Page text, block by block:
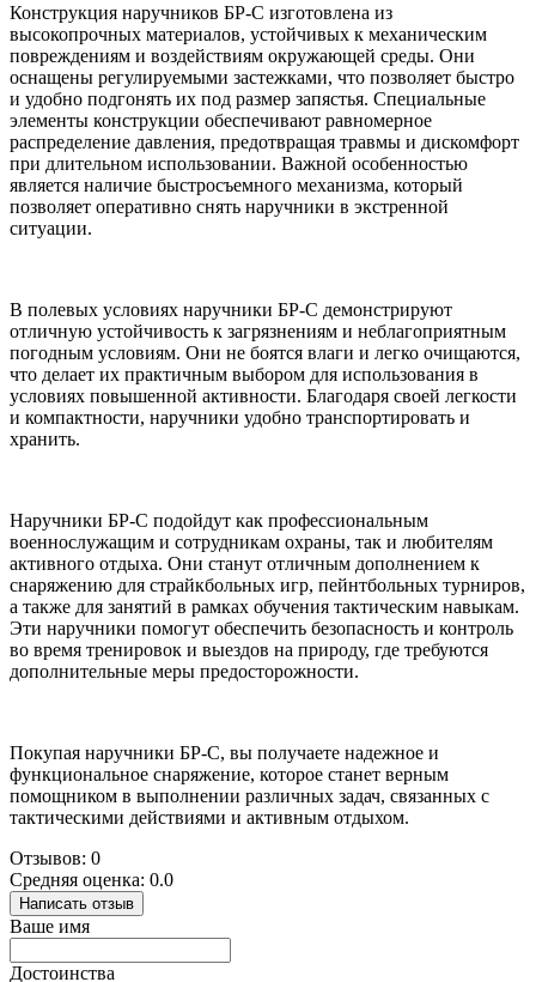
Конструкция наручников БР-С изготовлена из
высокопрочных материалов, устойчивых к механическим
повреждениям и воздействиям окружающей среды. Они
оснащены регулируемыми застежками, что позволяет быстро
и удобно подгонять их под размер запястья. Специальные
элементы конструкции обеспечивают равномерное
распределение давления, предотвращая травмы и дискомфорт
при длительном использовании. Важной особенностью
является наличие быстросъемного механизма, который
позволяет оперативно снять наручники в экстренной
ситуации.
В полевых условиях наручники БР-С демонстрируют
отличную устойчивость к загрязнениям и неблагоприятным
погодным условиям. Они не боятся влаги и легко очищаются,
что делает их практичным выбором для использования в
условиях повышенной активности. Благодаря своей легкости
и компактности, наручники удобно транспортировать и
хранить.
Наручники БР-С подойдут как профессиональным
военнослужащим и сотрудникам охраны, так и любителям
активного отдыха. Они станут отличным дополнением к
снаряжению для страйкбольных игр, пейнтбольных турниров,
а также для занятий в рамках обучения тактическим навыкам.
Эти наручники помогут обеспечить безопасность и контроль
во время тренировок и выездов на природу, где требуются
дополнительные меры предосторожности.
Покупая наручники БР-С, вы получаете надежное и
функциональное снаряжение, которое станет верным
помощником в выполнении различных задач, связанных с
тактическими действиями и активным отдыхом.
Отзывов: 0
Средняя оценка: 0.0
Написать отзыв
Ваше имя
Достоинства